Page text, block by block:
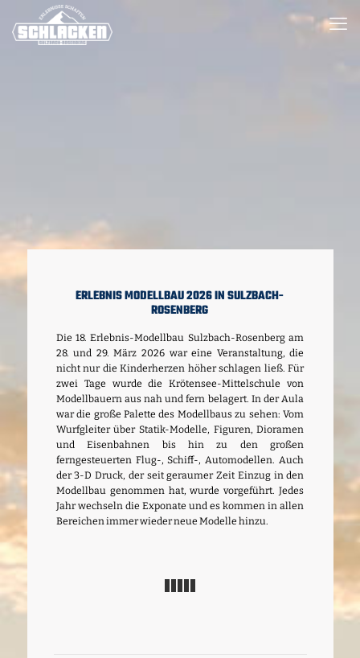
ERLEBNIS MODELLBAU 2026 IN SULZBACH-
ROSENBERG
Die 18. Erlebnis-Modellbau Sulzbach-Rosenberg am
28. und 29. März 2026 war eine Veranstaltung, die
nicht nur die Kinderherzen höher schlagen ließ. Für
zwei Tage wurde die Krötensee-Mittelschule von
Modellbauern aus nah und fern belagert. In der Aula
war die große Palette des Modellbaus zu sehen: Vom
Wurfgleiter über Statik-Modelle, Figuren, Dioramen
und Eisenbahnen bis hin zu den großen
ferngesteuerten Flug-, Schiff-, Automodellen. Auch
der 3-D Druck, der seit geraumer Zeit Einzug in den
Modellbau genommen hat, wurde vorgeführt. Jedes
Jahr wechseln die Exponate und es kommen in allen
Bereichen immer wieder neue Modelle hinzu.